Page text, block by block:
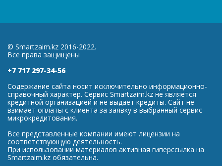
© Smartzaim.kz 2016-2022.
Все права защищены
+7 717 297-34-56
Содержание сайта носит исключительно информационно-
справочный характер. Сервис Smartzaim.kz не является
кредитной организацией и не выдает кредиты. Сайт не
взимает оплаты с клиента за заявку в выбранный сервис
микрокредитования.
Все представленные компании имеют лицензии на
соответствующую деятельность.
При использовании материалов активная гиперссылка на
Smartzaim.kz обязательна.